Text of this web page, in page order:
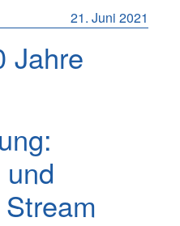
21. Juni 2021
Jahre